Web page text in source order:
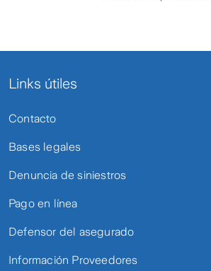
Links útiles
Contacto
Bases legales
Denuncia de siniestros
Pago en línea
Defensor del asegurado
Información Proveedores